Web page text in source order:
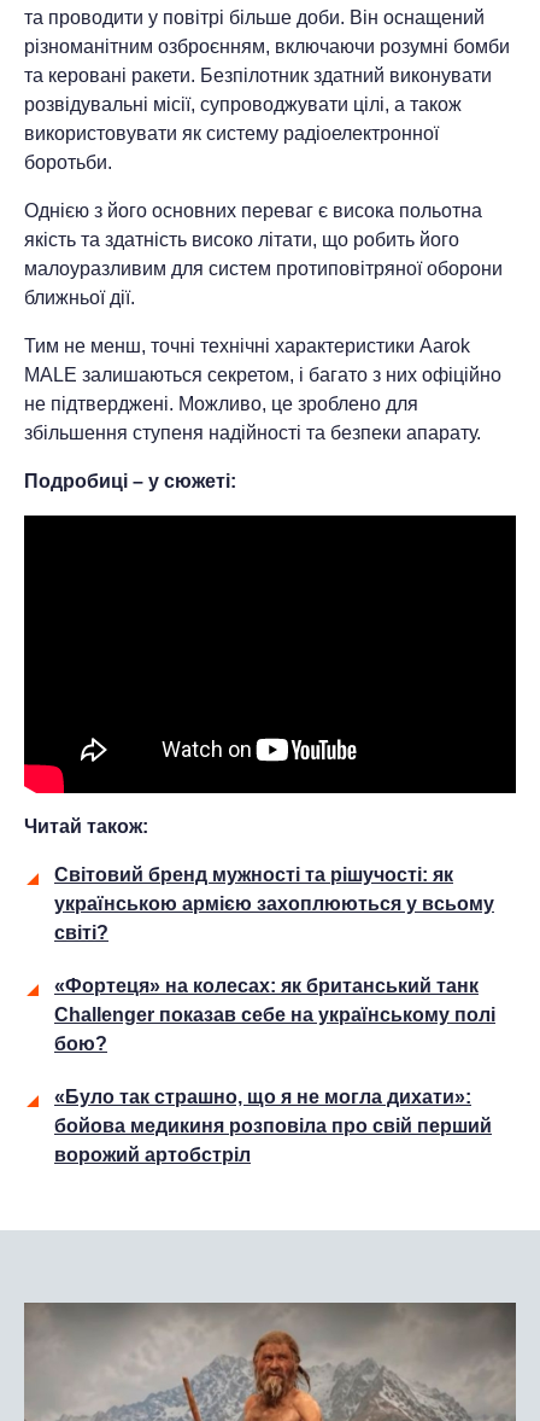
та проводити у повітрі більше доби. Він оснащений
різноманітним озброєнням, включаючи розумні бомби
та керовані ракети. Безпілотник здатний виконувати
розвідувальні місії, супроводжувати цілі, а також
використовувати як систему радіоелектронної
боротьби.
Однією з його основних переваг є висока польотна
якість та здатність високо літати, що робить його
малоуразливим для систем протиповітряної оборони
ближньої дії.
Тим не менш, точні технічні характеристики Aarok
MALE залишаються секретом, і багато з них офіційно
не підтверджені. Можливо, це зроблено для
збільшення ступеня надійності та безпеки апарату.
Подробиці – у сюжеті:
Читай також:
Світовий бренд мужності та рішучості: як
українською армією захоплюються у всьому
світі?
«Фортеця» на колесах: як британський танк
Challenger показав себе на українському полі
бою?
«Було так страшно, що я не могла дихати»:
бойова медикиня розповіла про свій перший
ворожий артобстріл